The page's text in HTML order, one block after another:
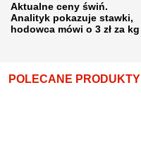
Aktualne ceny świń.
Analityk pokazuje stawki,
hodowca mówi o 3 zł za kg
POLECANE PRODUKTY